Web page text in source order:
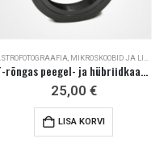
MIKROSKOOBID JA LISAD
T-rõngas peegel- ja hübriidkaamerale (Canon, Nikon, Minolta, Pentax…)
25,00 €
LISA KORVI